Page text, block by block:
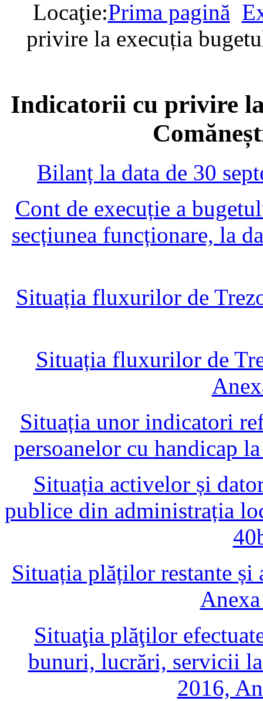
Locaţie:Prima pagină
privire la execuția
Indicatorii cu privire
Bilanț la data de 30
Cont de execuție a
secțiunea funcționare, la
Situația fluxurilor de
Situația fluxurilor de
Situația unor indicatori
persoanelor cu handicap
Situația activelor și
publice din administrația
Situația plăților restante și
Situaţia plăţilor
bunuri, lucrări, servicii
2016,